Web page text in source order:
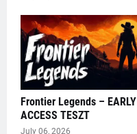
Frontier Legends – EARLY
ACCESS TESZT
July 06, 2026